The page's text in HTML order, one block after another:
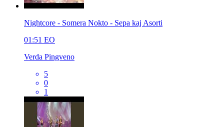
Nightcore - Somera Nokto - Sepa kaj Asorti
01:51 EO
Verda Pingveno
5
0
1